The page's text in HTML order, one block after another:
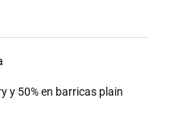
y 50% en barricas plain